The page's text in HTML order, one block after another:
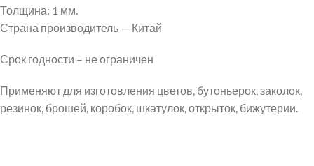
Толщина: 1 мм.
Страна производитель — Китай
Срок годности – не ограничен
Применяют для изготовления цветов, бутоньерок, заколок,
резинок, брошей, коробок, шкатулок, открыток, бижутерии.